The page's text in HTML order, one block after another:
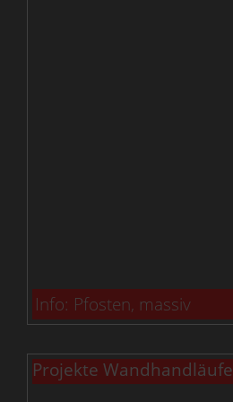
Info: Pfosten, massiv
Projekte Wandhandläufe